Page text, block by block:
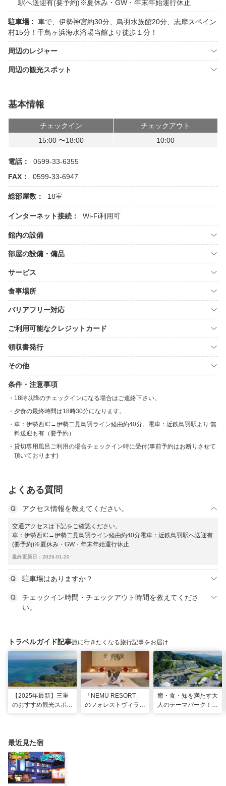
駅へ送迎有(要予約)※夏休み・GW・年末年始運行休止
駐車場 : 車で、伊勢神宮約30分、鳥羽水族館20分、志摩スペイン
村15分！千鳥ヶ浜海水浴場当館より徒歩１分！
周辺のレジャー
周辺の観光スポット
基本情報
チェックイン
チェックアウト
15:00 〜18:00
10:00
電話：
0599-33-6355
FAX：
0599-33-6947
総部屋数： 18室
インターネット接続： Wi-Fi利用可
館内の設備
部屋の設備・備品
サービス
食事場所
バリアフリー対応
ご利用可能なクレジットカード
領収書発行
その他
条件・注意事項
18時以降のチェックインになる場合はご連絡下さい。
夕食の最終時間は18時30分になります。
車：伊勢西IC→伊勢二見鳥羽ライン経由約40分。電車：近鉄鳥羽駅より 無
料送迎も有（要予約）
貸切専用風呂ご利用の場合チェックイン時に受付(事前予約はお断りさせて
頂いております)
よくある質問
アクセス情報を教えてください。
交通アクセスは下記をご確認ください。
車：伊勢西IC→伊勢二見鳥羽ライン経由約40分電車：近鉄鳥羽駅へ送迎有
(要予約)※夏休み・GW・年末年始運行休止
最終更新日：2026-01-20
駐車場はありますか？
チェックイン時間・チェックアウト時間を教えてくださ
い。
トラベルガイド記事旅に行きたくなる旅行記事をお届け
【2025年最新】三重
のおすすめ観光スポッ
まで
「NEMU RESORT」
のフォレストヴィラ
癒・食・知を満たす大
人のテーマパーク！
最近見た宿